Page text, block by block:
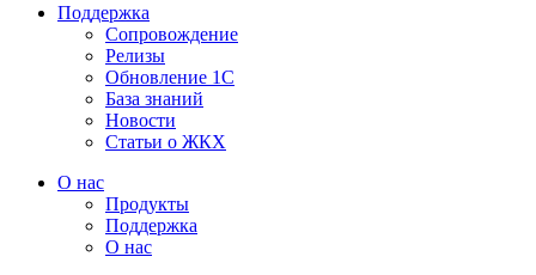
Поддержка
Сопровождение
Релизы
Обновление 1С
База знаний
Новости
Статьи о ЖКХ
О нас
Продукты
Поддержка
О нас